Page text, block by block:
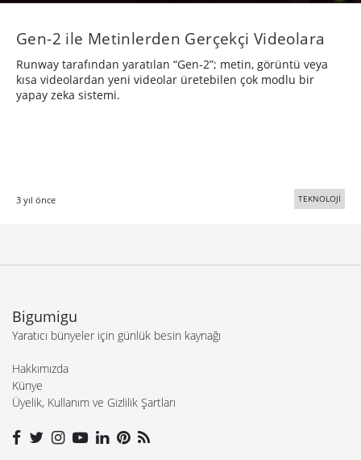
Gen-2 ile Metinlerden Gerçekçi Videolara
Runway tarafından yaratılan “Gen-2”; metin, görüntü veya
kısa videolardan yeni videolar üretebilen çok modlu bir
yapay zeka sistemi.
3 yıl önce TEKNOLOJİ
Bigumigu
Yaratıcı bünyeler için günlük besin kaynağı
Hakkımızda
Künye
Üyelik, Kullanım ve Gizlilik Şartları